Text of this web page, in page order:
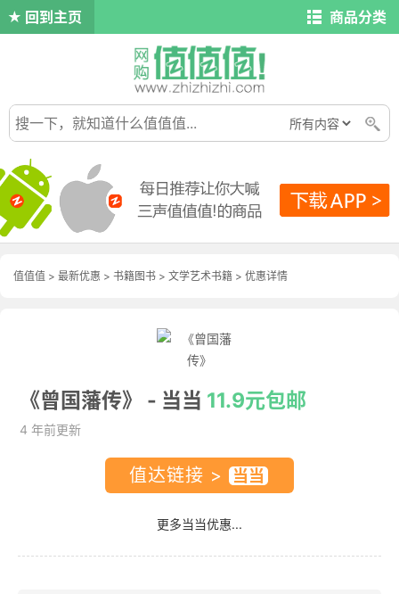
回到主页 商品分类
值值值 > 最新优惠 > 书籍图书 > 文学艺术书籍 > 优惠详情
《曾国藩传》 - 当当 11.9元包邮
4 年前更新
值达链接 >
更多当当优惠...